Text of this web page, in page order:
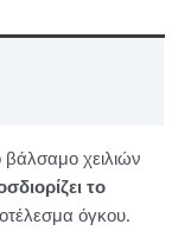
βάλσαμο χειλιών
το
όγκου.